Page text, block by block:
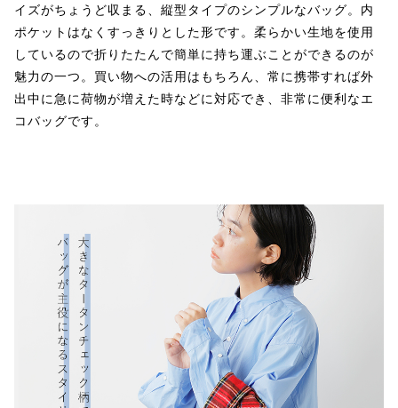
イズがちょうど収まる、縦型タイプのシンプルなバッグ。内
ポケットはなくすっきりとした形です。柔らかい生地を使用
しているので折りたたんで簡単に持ち運ぶことができるのが
魅力の一つ。買い物への活用はもちろん、常に携帯すれば外
出中に急に荷物が増えた時などに対応でき、非常に便利なエ
コバッグです。